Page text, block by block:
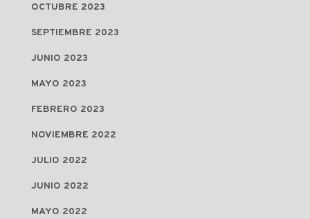
OCTUBRE 2023
SEPTIEMBRE 2023
JUNIO 2023
MAYO 2023
FEBRERO 2023
NOVIEMBRE 2022
JULIO 2022
JUNIO 2022
MAYO 2022